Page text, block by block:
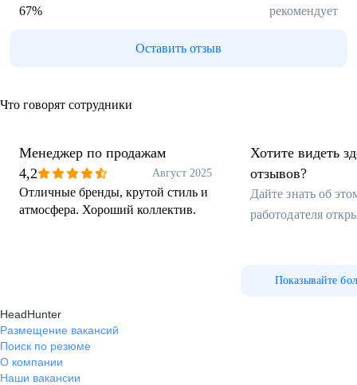
67% рекомендует
Оставить отзыв
Что говорят сотрудники
Менеджер по продажам
4,2
Август 2025
Отличные бренды, крутой стиль и
атмосфера. Хороший коллектив.
Хотите видеть
отзывов?
Дайте знать об
работодателя
Показывайте
HeadHunter
Размещение вакансий
Поиск по резюме
О компании
Наши вакансии